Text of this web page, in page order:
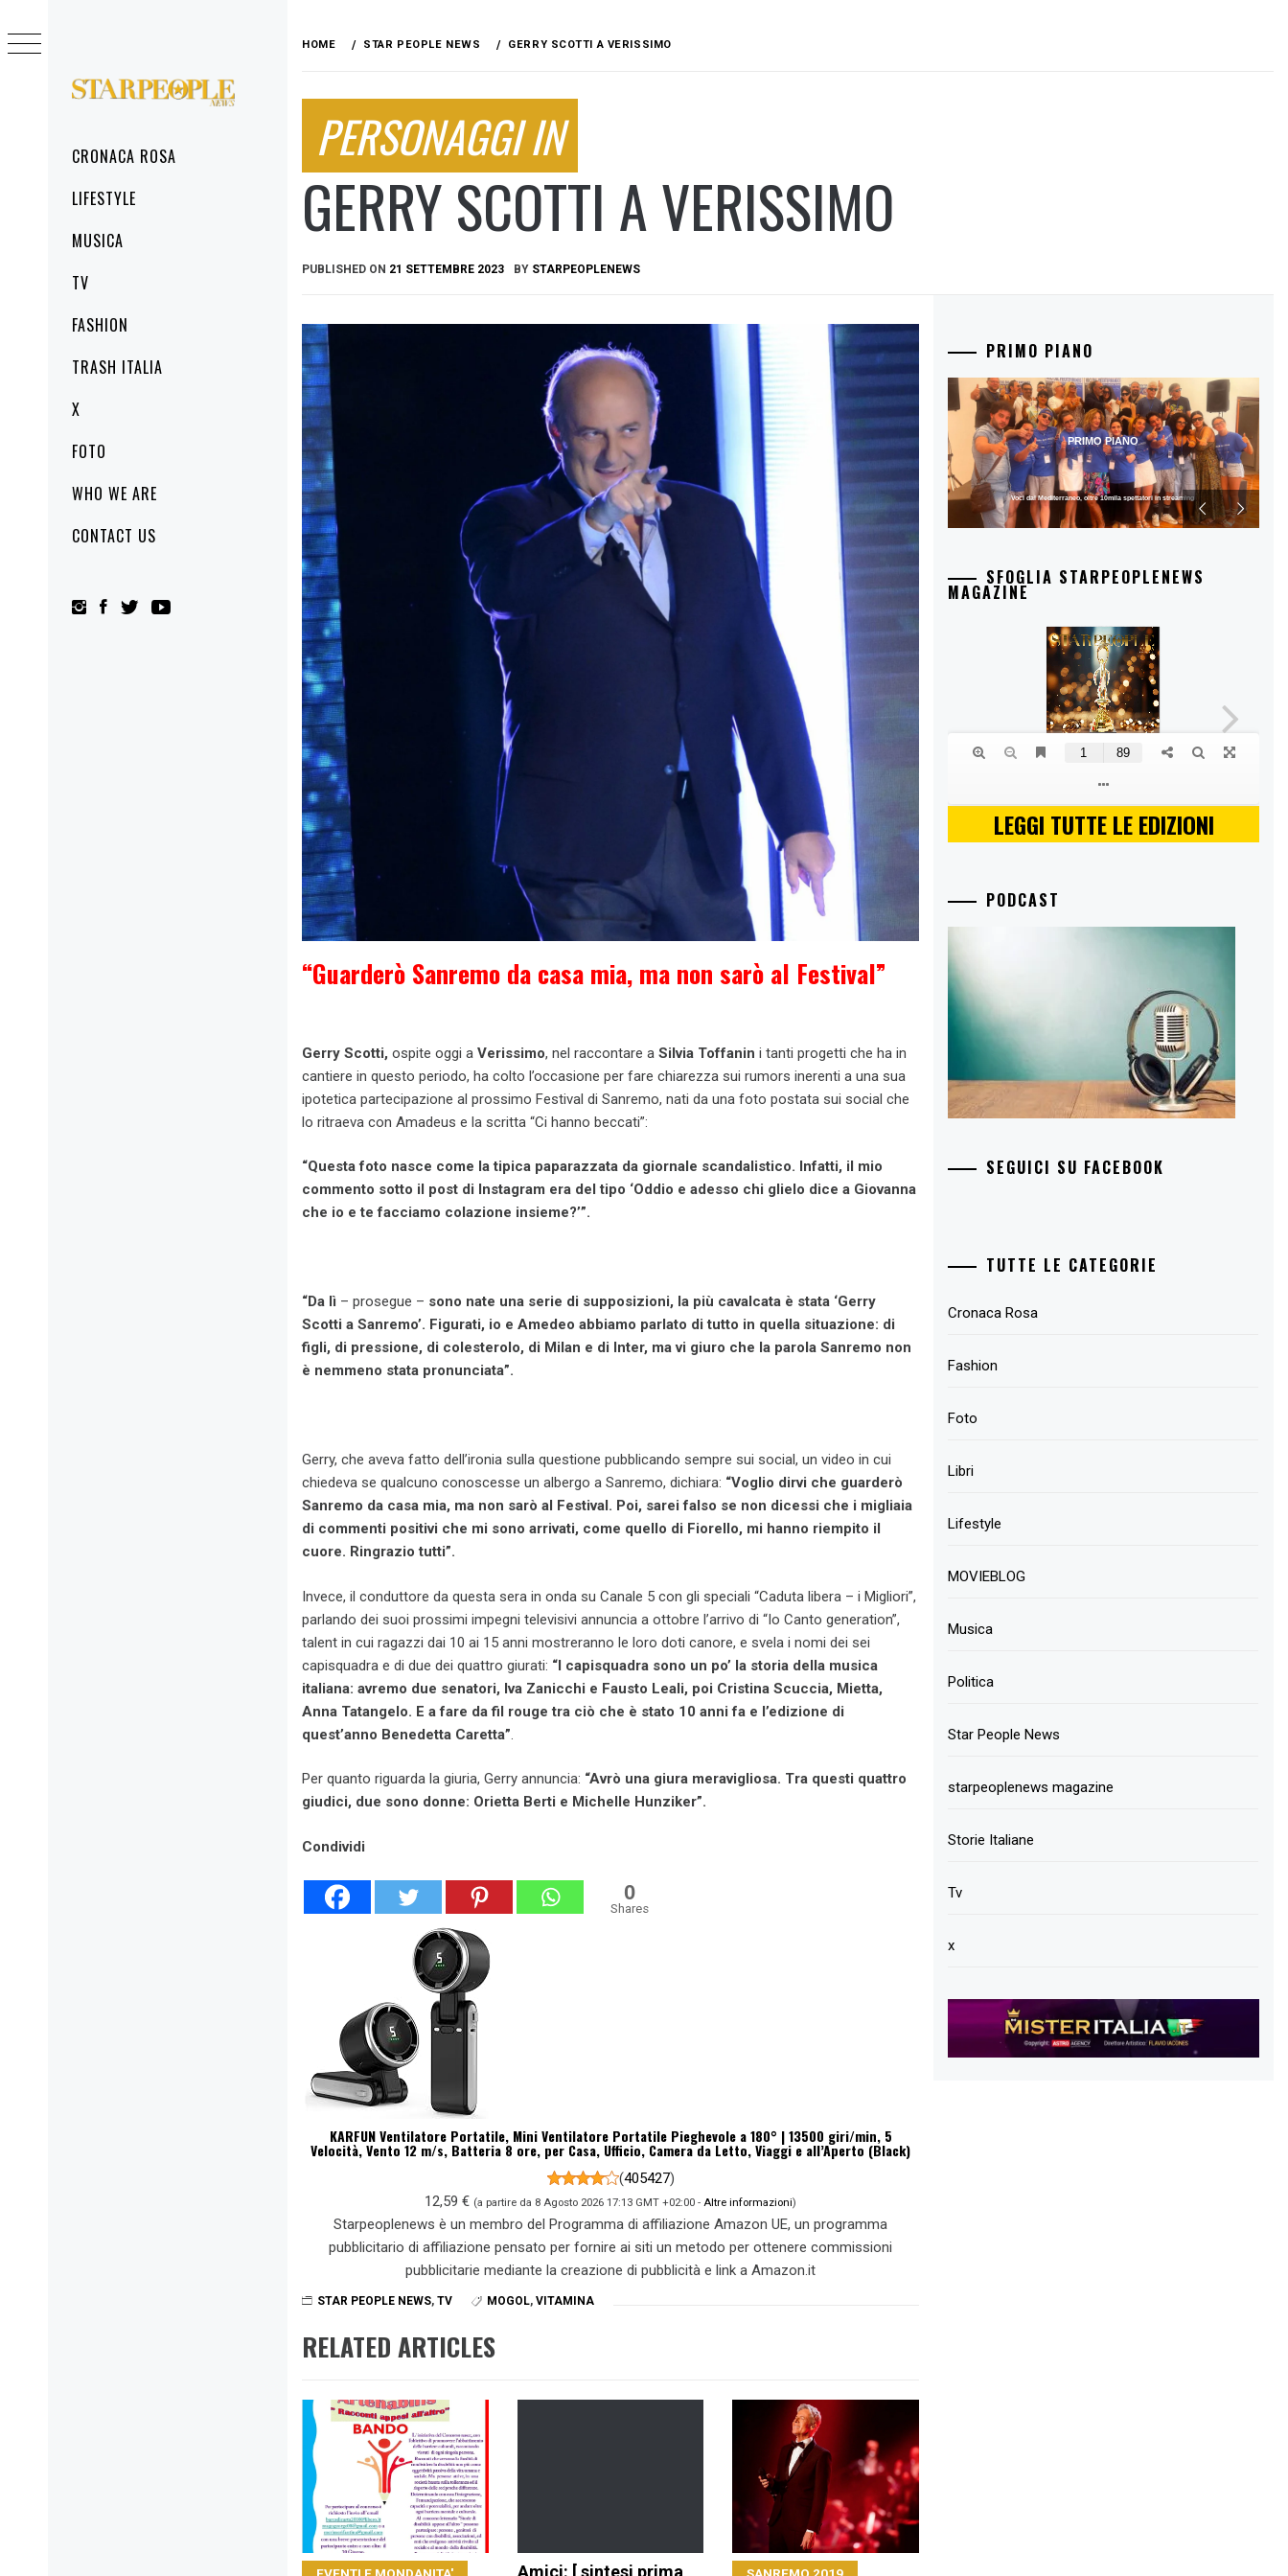
STARPEOPLENEWS
MenuCRONACA ROSA
LIFESTYLE
MUSICA
TV
FASHION
TRASH ITALIA
X
FOTO
WHO WE ARE
CONTACT US
to
content
HOME STAR PEOPLE NEWS GERRY SCOTTI A VERISSIMO
PERSONAGGI IN
GERRY SCOTTI A VERISSIMO
PUBLISHED ON 21 SETTEMBRE 2023 BY STARPEOPLENEWS
“Guarderò Sanremo da casa mia, ma non sarò al Festival”
Gerry Scotti, ospite oggi a Verissimo, nel raccontare a Silvia Toffanin i tanti progetti che ha in
cantiere in questo periodo, ha colto l’occasione per fare chiarezza sui rumors inerenti a una sua
ipotetica partecipazione al prossimo Festival di Sanremo, nati da una foto postata sui social che
lo ritraeva con Amadeus e la scritta “Ci hanno beccati”:
“Questa foto nasce come la tipica paparazzata da giornale scandalistico. Infatti, il mio
commento sotto il post di Instagram era del tipo ‘Oddio e adesso chi glielo dice a Giovanna
che io e te facciamo colazione insieme?’”.
“Da lì – prosegue – sono nate una serie di supposizioni, la più cavalcata è stata ‘Gerry
Scotti a Sanremo’. Figurati, io e Amedeo abbiamo parlato di tutto in quella situazione: di
figli, di pressione, di colesterolo, di Milan e di Inter, ma vi giuro che la parola Sanremo non
è nemmeno stata pronunciata”.
Gerry, che aveva fatto dell’ironia sulla questione pubblicando sempre sui social, un video in cui
chiedeva se qualcuno conoscesse un albergo a Sanremo, dichiara: “Voglio dirvi che guarderò
Sanremo da casa mia, ma non sarò al Festival. Poi, sarei falso se non dicessi che i migliaia
di commenti positivi che mi sono arrivati, come quello di Fiorello, mi hanno riempito il
cuore. Ringrazio tutti”.
Invece, il conduttore da questa sera in onda su Canale 5 con gli speciali “Caduta libera – i Migliori”,
parlando dei suoi prossimi impegni televisivi annuncia a ottobre l’arrivo di “Io Canto generation”,
talent in cui ragazzi dai 10 ai 15 anni mostreranno le loro doti canore, e svela i nomi dei sei
capisquadra e di due dei quattro giurati: “I capisquadra sono un po’ la storia della musica
italiana: avremo due senatori, Iva Zanicchi e Fausto Leali, poi Cristina Scuccia, Mietta,
Anna Tatangelo. E a fare da fil rouge tra ciò che è stato 10 anni fa e l’edizione di
quest’anno Benedetta Caretta”
Per quanto riguarda la giuria, Gerry annuncia: “Avrò una giura meravigliosa. Tra questi quattro
giudici, due sono donne: Orietta Berti e Michelle Hunziker”.
Condividi
0
Shares
KARFUN Ventilatore Portatile, Mini Ventilatore Portatile Pieghevole a 180° | 13500 giri/min, 5
Velocità, Vento 12 m/s, Batteria 8 ore, per Casa, Ufficio, Camera da Letto, Viaggi e all’Aperto (Black)
(405427)
12,59 € (a partire da 8 Agosto 2026 17:13 GMT +02:00 - Altre informazioni)
Starpeoplenews è un membro del Programma di affiliazione Amazon UE, un programma
pubblicitario di affiliazione pensato per fornire ai siti un metodo per ottenere commissioni
pubblicitarie mediante la creazione di pubblicità e link a Amazon.it
STAR PEOPLE NEWS, TV MOGOL, VITAMINA
RELATED ARTICLES
Amici: [ sintesi prima
PRIMO PIANO
Voci dal Mediterraneo, oltre 10mila spettatori in streaming
PRIMO PIANO
SFOGLIA STARPEOPLENEWS
MAGAZINE
LEGGI TUTTE LE EDIZIONI
PODCAST
SEGUICI SU FACEBOOK
TUTTE LE CATEGORIE
Cronaca Rosa
Fashion
Foto
Libri
Lifestyle
MOVIEBLOG
Musica
Politica
Star People News
starpeoplenews magazine
Storie Italiane
Tv
x